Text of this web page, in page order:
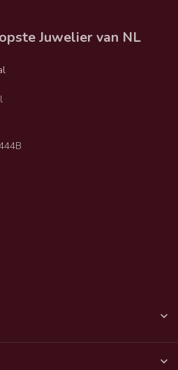
Juwelier van NL